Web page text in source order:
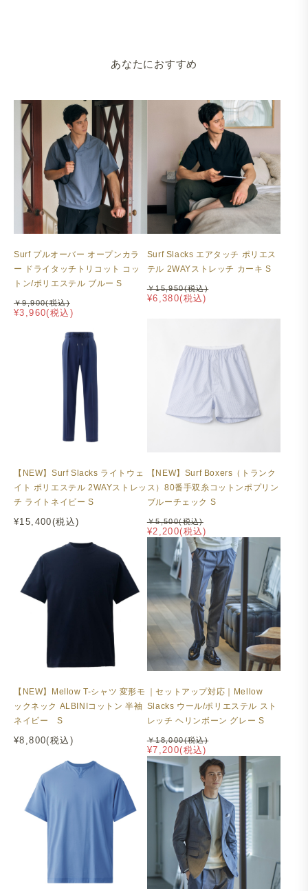
あなたにおすすめ
Surf プルオーバー オープンカラ
ー ドライタッチトリコット コッ
トン/ポリエステル ブルー S
¥3,960(税込)
￥9,900(税込)
Surf Slacks エアタッチ ポリエス
テル 2WAYストレッチ カーキ S
¥6,380(税込)
￥15,950(税込)
【NEW】Surf Slacks ライトウェ
イト ポリエステル 2WAYストレッ
チ ライトネイビー S
¥15,400(税込)
【NEW】Surf Boxers（トランク
ス）80番手双糸コットンポプリン
ブルーチェック S
¥2,200(税込)
￥5,500(税込)
【NEW】Mellow T-シャツ 変形モ
ックネック ALBINIコットン 半袖
ネイビー S
¥8,800(税込)
｜セットアップ対応｜Mellow
Slacks ウール/ポリエステル スト
レッチ ヘリンボーン グレー S
¥7,200(税込)
￥18,000(税込)